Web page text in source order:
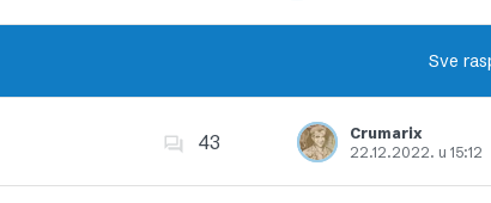
Dodajte u favorite
Sve
43
Crumarix
22.12.2022. u 15:12